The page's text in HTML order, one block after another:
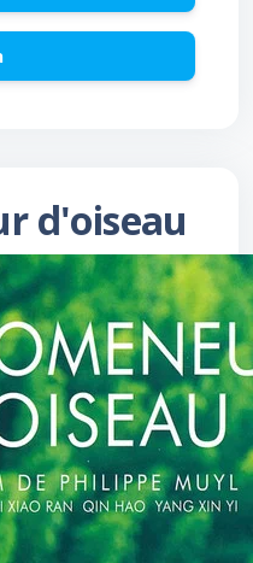
d'oiseau